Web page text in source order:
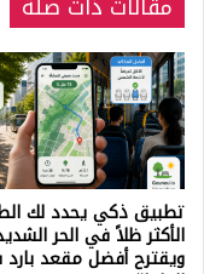
تطبيق ذكي يحدد لك
الأكثر ظلاً في الحر
ويقترح أفضل مقعد